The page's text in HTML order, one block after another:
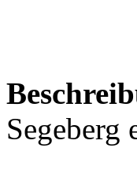
Segeberg